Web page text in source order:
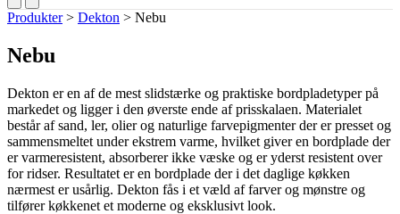
Produkter > Dekton > Nebu
Nebu
Dekton er en af de mest slidstærke og praktiske bordpladetyper på
markedet og ligger i den øverste ende af prisskalaen. Materialet
består af sand, ler, olier og naturlige farvepigmenter der er presset og
sammensmeltet under ekstrem varme, hvilket giver en bordplade der
er varmeresistent, absorberer ikke væske og er yderst resistent over
for ridser. Resultatet er en bordplade der i det daglige køkken
nærmest er usårlig. Dekton fås i et væld af farver og mønstre og
tilfører køkkenet et moderne og eksklusivt look.